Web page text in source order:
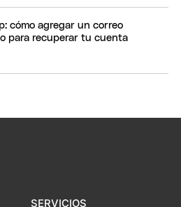
cómo agregar un correo
para recuperar tu cuenta
SERVICIOS